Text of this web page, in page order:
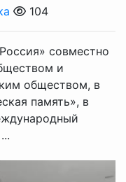
104
совместно
и
обществом, в
память», в